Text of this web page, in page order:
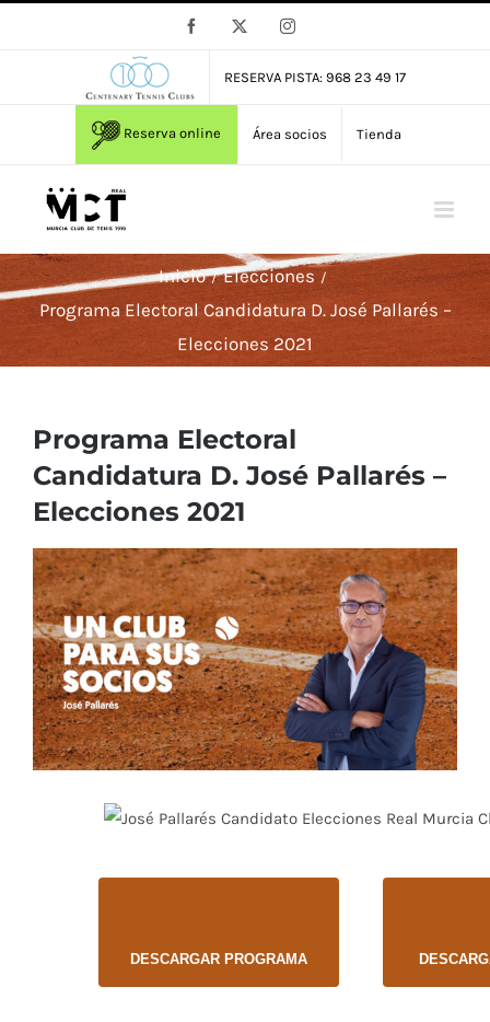
Facebook Instagram
RESERVA PISTA: 968 23 49 17
Reserva online Área socios Tienda
Inicio
Elecciones
Programa Electoral Candidatura D. José Pallarés –
Elecciones 2021
Programa Electoral
Candidatura D. José Pallarés –
Elecciones 2021
Ver
imagen
más
grande
DESCARGAR PROGRAMA